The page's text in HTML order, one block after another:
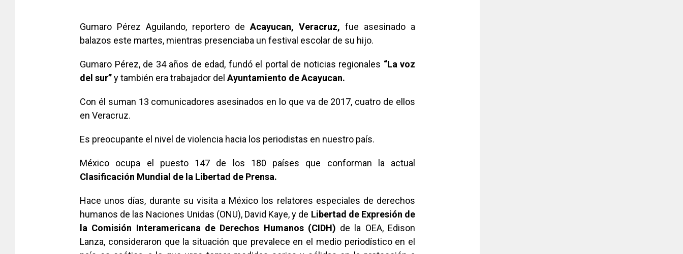
Gumaro Pérez Aguilando, reportero de Acayucan, Veracruz, fue asesinado a
balazos este martes, mientras presenciaba un festival escolar de su hijo.
Gumaro Pérez, de 34 años de edad, fundó el portal de noticias regionales “La voz
del sur”y también era trabajador del Ayuntamiento de Acayucan.
Con él suman 13 comunicadores asesinados en lo que va de 2017, cuatro de ellos
en Veracruz.
Es preocupante el nivel de violencia hacia los periodistas en nuestro país.
México ocupa el puesto 147 de los 180 países que conforman la actual
Clasificación Mundial de la Libertad de Prensa.
Hace unos días, durante su visita a México los relatores especiales de derechos
humanos de las Naciones Unidas (ONU), David Kaye, y de Libertad de Expresión de
la Comisión Interamericana de Derechos Humanos (CIDH) de la OEA, Edison
Lanza, consideraron que la situación que prevalece en el medio periodístico en el